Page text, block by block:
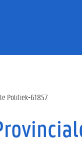
Politiek-61857